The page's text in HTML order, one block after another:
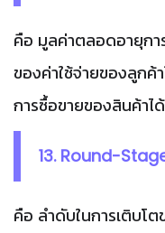
คือ มูลค่าตลอดอายุกา
ของค่าใช้จ่ายของลูกค้
การซื้อขายของสินค้าได้
13. Round-
คือ ลำดับในการเติบโ